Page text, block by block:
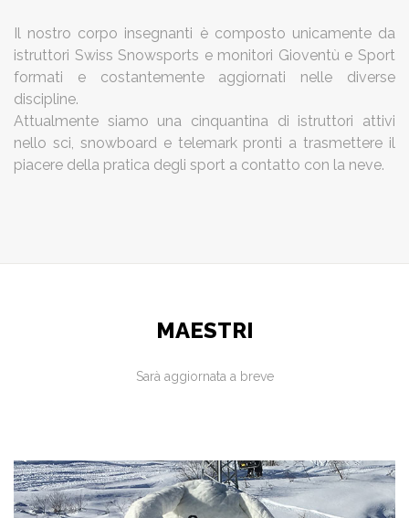
Il nostro corpo insegnanti è composto unicamente da
istruttori Swiss Snowsports e monitori Gioventù e Sport
formati e costantemente aggiornati nelle diverse
discipline.
Attualmente siamo una cinquantina di istruttori attivi
nello sci, snowboard e telemark pronti a trasmettere il
piacere della pratica degli sport a contatto con la neve.
MAESTRI
Sarà aggiornata a breve